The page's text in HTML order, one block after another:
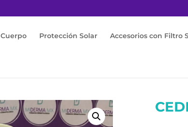
Cuerpo Protección Solar Accesorios con Filtro